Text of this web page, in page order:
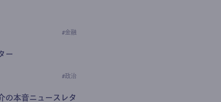
#金融
ー
#政治
の本音ニュースレタ